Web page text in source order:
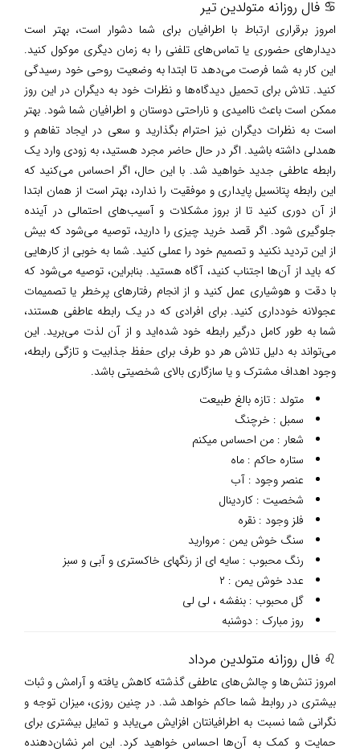
♋ فال روزانه متولدین تیر
امروز برقراری ارتباط با اطرافیان برای شما دشوار است، بهتر است
دیدارهای حضوری یا تماس‌های تلفنی را به زمان دیگری موکول کنید.
این کار به شما فرصت می‌دهد تا ابتدا به وضعیت روحی خود رسیدگی
کنید. تلاش برای تحمیل دیدگاه‌ها و نظرات خود به دیگران در این روز
ممکن است باعث ناامیدی و ناراحتی دوستان و اطرافیان شما شود. بهتر
است به نظرات دیگران نیز احترام بگذارید و سعی در ایجاد تفاهم و
همدلی داشته باشید. اگر در حال حاضر مجرد هستید، به زودی وارد یک
رابطه عاطفی جدید خواهید شد. با این حال، اگر احساس می‌کنید که
این رابطه پتانسیل پایداری و موفقیت را ندارد، بهتر است از همان ابتدا
از آن دوری کنید تا از بروز مشکلات و آسیب‌های احتمالی در آینده
جلوگیری شود. اگر قصد خرید چیزی را دارید، توصیه می‌شود که بیش
از این تردید نکنید و تصمیم خود را عملی کنید. شما به خوبی از کارهایی
که باید از آن‌ها اجتناب کنید، آگاه هستید. بنابراین، توصیه می‌شود که
با دقت و هوشیاری عمل کنید و از انجام رفتارهای پرخطر یا تصمیمات
عجولانه خودداری کنید. برای افرادی که در یک رابطه عاطفی هستند،
شما به طور کامل درگیر رابطه خود شده‌اید و از آن لذت می‌برید. این
می‌تواند به دلیل تلاش هر دو طرف برای حفظ جذابیت و تازگی رابطه،
وجود اهداف مشترک و یا سازگاری بالای شخصیتی باشد.
متولد : تازه بالغ طبیعت
سمبل : خرچنگ
شعار : من احساس میکنم
ستاره حاکم : ماه
عنصر وجود : آب
شخصیت : کاردینال
فلز وجود : نقره
سنگ خوش یمن : مروارید
رنگ محبوب : سایه ای از رنگهای خاکستری و آبی و سبز
عدد خوش یمن : ۲
گل محبوب : بنفشه ، لی لی
روز مبارک : دوشنبه
♌ فال روزانه متولدین مرداد
امروز تنش‌ها و چالش‌های عاطفی گذشته کاهش یافته و آرامش و ثبات
بیشتری در روابط شما حاکم خواهد شد. در چنین روزی، میزان توجه و
نگرانی شما نسبت به اطرافیانتان افزایش می‌یابد و تمایل بیشتری برای
حمایت و کمک به آن‌ها احساس خواهید کرد. این امر نشان‌دهنده